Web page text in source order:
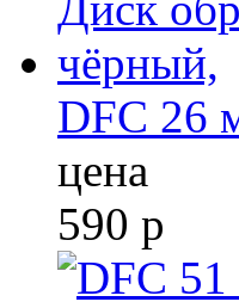
DFC 26
цена
590 р